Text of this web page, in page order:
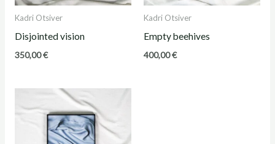
Kadri Otsiver
Disjointed vision
350,00€
Kadri Otsiver
Empty beehives
400,00€